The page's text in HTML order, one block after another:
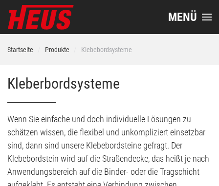
MENÜ
Startseite Produkte Klebebordsysteme
Kleberbordsysteme
Wenn Sie einfache und doch individuelle Lösungen zu
schätzen wissen, die flexibel und unkompliziert einsetzbar
sind, dann sind unsere Klebebordsteine gefragt. Der
Klebebordstein wird auf die Straßendecke, das heißt je nach
Anwendungsbereich auf die Binder- oder die Tragschicht